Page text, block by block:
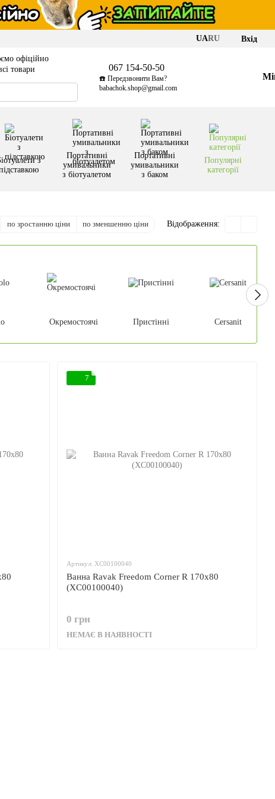
UARU Вхід
офіційно
товари
067 154-50-50
☎️ Передзвонити Вам?
babachok.shop@gmail.com
з
Портативні
умивальники
з біотуалетом
Портативні
умивальники
з баком
Популярні
категорії
по зростанню ціни по зменшенню ціни Відображення:
Окремостоячі Пристінні Cersanit
7
Артикул: XC00100040
Ванна Ravak Freedom Corner R 170x80
(XC00100040)
0 грн
НЕМАЄ В НАЯВНОСТІ